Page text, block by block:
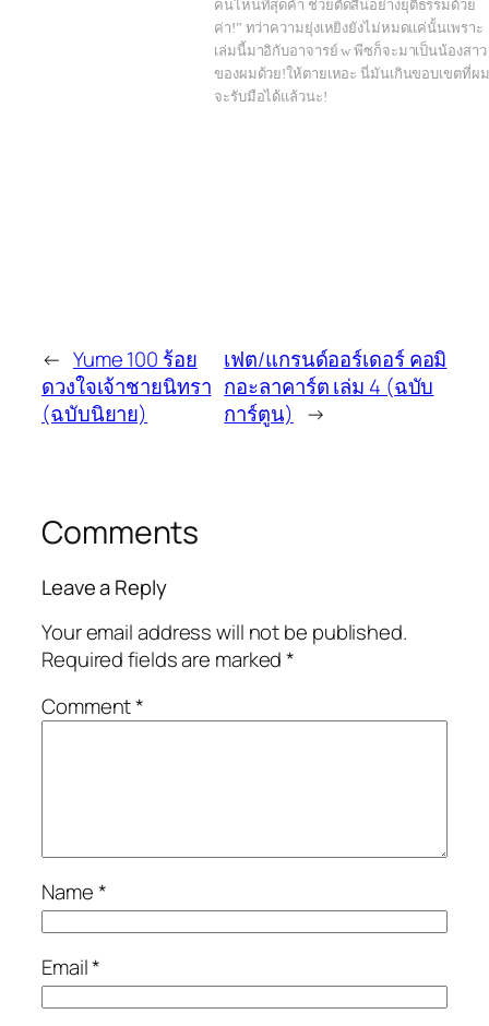
คนไหนที่สุดค้า ช่วยตัดสินอย่างยุติธรรมด้วย
ค่า!” ทว่าความยุ่งเหยิงยังไม่หมดแค่นั้นเพราะ
เล่มนี้มาอิกับอาจารย์ w พีซก็จะมาเป็นน้องสาว
ของผมด้วย!ให้ตายเหอะ นี่มันเกินขอบเขตที่ผม
จะรับมือได้แล้วนะ!
← Yume 100 ร้อย
ดวงใจเจ้าชายนิทรา
(ฉบับนิยาย)
เฟต/แกรนด์ออร์เดอร์ คอมิ
กอะลาคาร์ต เล่ม 4 (ฉบับ
การ์ตูน) →
Comments
Leave a Reply
Your email address will not be published.
Required fields are marked*
Comment*
Name*
Email*